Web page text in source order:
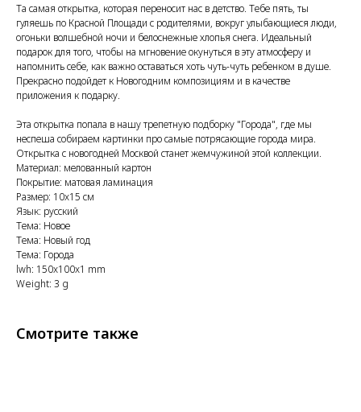
Та самая открытка, которая переносит нас в детство. Тебе пять, ты
гуляешь по Красной Площади с родителями, вокруг улыбающиеся люди,
огоньки волшебной ночи и белоснежные хлопья снега. Идеальный
подарок для того, чтобы на мгновение окунуться в эту атмосферу и
напомнить себе, как важно оставаться хоть чуть-чуть ребенком в душе.
Прекрасно подойдет к Новогодним композициям и в качестве
приложения к подарку.
Эта открытка попала в нашу трепетную подборку "Города", где мы
неспеша собираем картинки про самые потрясающие города мира.
Открытка с новогодней Москвой станет жемчужиной этой коллекции.
Материал: мелованный картон
Покрытие: матовая ламинация
Размер: 10x15 см
Язык: русский
Тема: Новое
Тема: Новый год
Тема: Города
lwh: 150x100x1 mm
Weight: 3 g
Смотрите также